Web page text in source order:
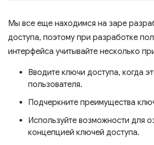
Мы все еще находимся на заре
доступа, поэтому при разработке
интерфейса учитывайте несколько
Вводите ключи доступа, когда
пользователя.
Подчеркните преимущества
Используйте возможности для
концепцией ключей доступа.